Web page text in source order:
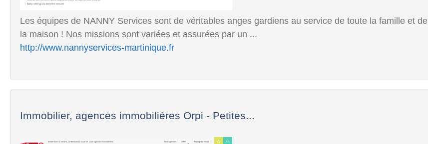
Les équipes de NANNY Services sont de véritables anges gardiens au service de toute la famille et de
la maison ! Nos missions sont variées et assurées par un ...
http://www.nannyservices-martinique.fr
Immobilier, agences immobilières Orpi - Petites...